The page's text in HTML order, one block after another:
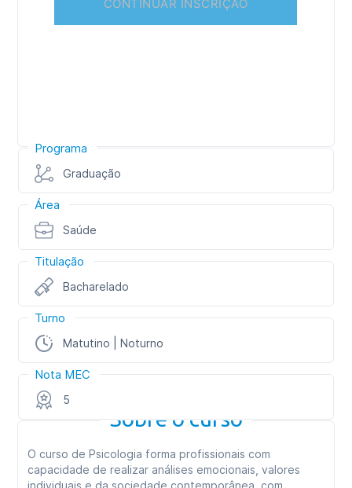
Programa
Graduação
Área
Saúde
Titulação
Bacharelado
Turno
Matutino | Noturno
Nota MEC
5
Sobre o curso
O curso de Psicologia forma profissionais com
capacidade de realizar análises emocionais, valores
individuais e da sociedade contemporânea, com